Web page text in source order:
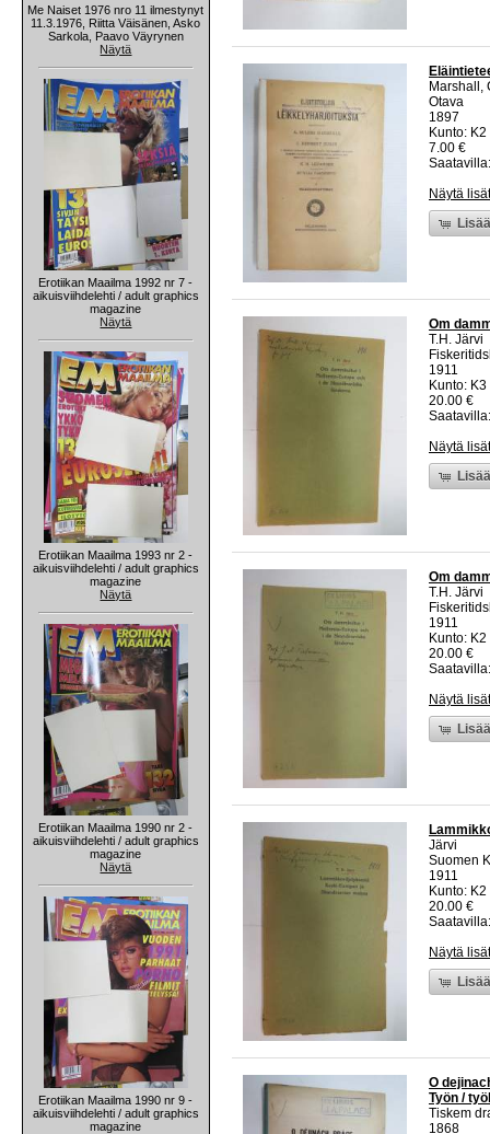
Me Naiset 1976 nro 11 ilmestynyt
11.3.1976, Riitta Väisänen, Asko
Sarkola, Paavo Väyrynen
Näytä
Erotiikan Maailma 1992 nr 7 -
aikuisviihdelehti / adult graphics
magazine
Näytä
Erotiikan Maailma 1993 nr 2 -
aikuisviihdelehti / adult graphics
magazine
Näytä
Erotiikan Maailma 1990 nr 2 -
aikuisviihdelehti / adult graphics
magazine
Näytä
Erotiikan Maailma 1990 nr 9 -
aikuisviihdelehti / adult graphics
magazine
Marshall,
Otava
1897
Kunto:
7.00 €
Näytä
Om
T.H. Järvi
1911
Kunto:
20.00 €
Näytä
Om
T.H. Järvi
1911
Kunto:
20.00 €
Näytä
Järvi
Suomen
1911
Kunto:
20.00 €
Näytä
O
Työn /
Tiskem
1868